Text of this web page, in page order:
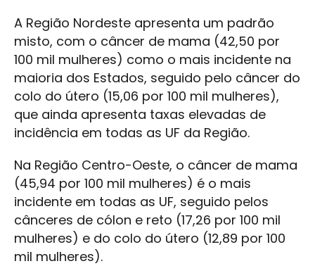
A Região Nordeste apresenta um padrão
misto, com o câncer de mama (42,50 por
100 mil mulheres) como o mais incidente na
maioria dos Estados, seguido pelo câncer do
colo do útero (15,06 por 100 mil mulheres),
que ainda apresenta taxas elevadas de
incidência em todas as UF da Região.
Na Região Centro-Oeste, o câncer de mama
(45,94 por 100 mil mulheres) é o mais
incidente em todas as UF, seguido pelos
cânceres de cólon e reto (17,26 por 100 mil
mulheres) e do colo do útero (12,89 por 100
mil mulheres).